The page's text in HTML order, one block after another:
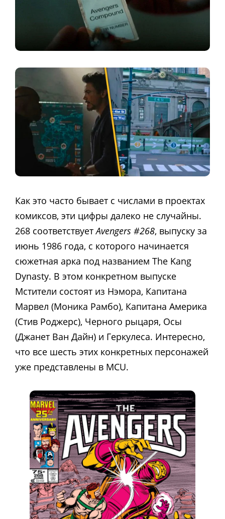
Как это часто бывает с числами в проектах
комиксов, эти цифры далеко не случайны.
268 соответствуетAvengers #268, выпуску за
июнь 1986 года, с которого начинается
сюжетная арка под названием The Kang
Dynasty. В этом конкретном выпуске
Мстители состоят из Нэмора, Капитана
Марвел (Моника Рамбо), Капитана Америка
(Стив Роджерс), Черного рыцаря, Осы
(Джанет Ван Дайн) и Геркулеса. Интересно,
что все шесть этих конкретных персонажей
уже представлены в MCU.